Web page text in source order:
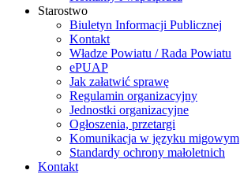
Starostwo
Biuletyn Informacji Publicznej
Kontakt
Władze Powiatu / Rada Powiatu
ePUAP
Jak załatwić sprawę
Regulamin organizacyjny
Jednostki organizacyjne
Ogłoszenia, przetargi
Komunikacja w języku migowym
Standardy ochrony małoletnich
Kontakt